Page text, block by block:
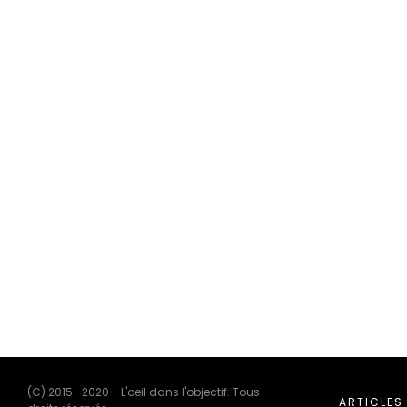
(C) 2015 -2020 - L'oeil dans l'objectif. Tous
ARTICLES